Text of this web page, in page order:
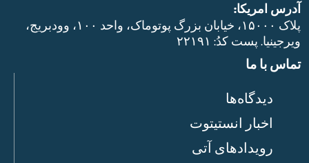
آدرس امریکا:
پلاک ۱۵۰۰۰، خیابان بزرگ پوتوماک، واحد ۱۰۰، وودبریج،
ویرجینیا. پست‌ کدُ: ۲۲۱۹۱
تماس با ما
دیدگاه‌ها
اخبار انستیتوت
رویدادهای آتی